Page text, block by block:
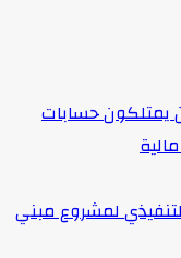
يمتلكون حسابات